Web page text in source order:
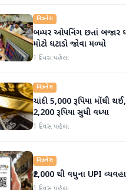
બિઝનેસ
બમ્પર ઓપનિંગ છતાં બજાર
મોટો ઘટાડો જોવા મળ્યો
1 દિવસ પહેલા
બિઝનેસ
ચાંદી 5,000 રૂપિયા મોંઘી
2,200 રૂપિયા સુધી વધ્યા
1 દિવસ પહેલા
બિઝનેસ
₹2,000 થી વધુના UPI